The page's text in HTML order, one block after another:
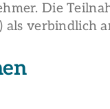
Die
als verbindlich